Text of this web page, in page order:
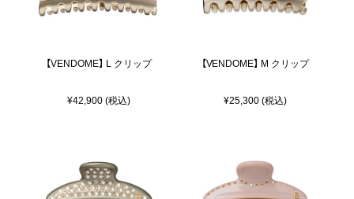
【VENDOME】 L クリップ
¥42,900 (税込)
【VENDOME】 M クリップ
¥25,300 (税込)